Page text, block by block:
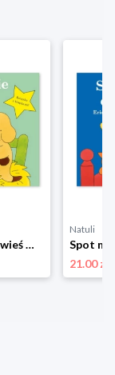
Spot jedzie na wieś Mamania
Natuli
21.00 zł